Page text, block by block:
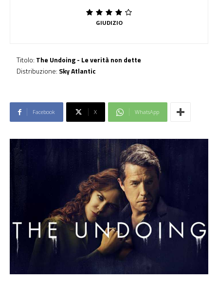
GIUDIZIO
Titolo: The Undoing - Le verità non dette
Distribuzione: Sky Atlantic
Facebook X WhatsApp